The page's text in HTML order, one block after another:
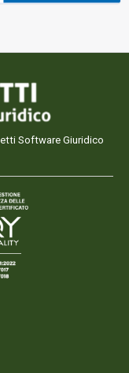
Software Giuridico